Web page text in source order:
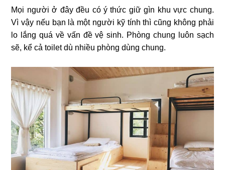
Mọi người ở đây đều có ý thức giữ gìn khu vực chung.
Vì vậy nếu bạn là một người kỹ tính thì cũng không phải
lo lắng quá về vấn đề vệ sinh. Phòng chung luôn sạch
sẽ, kể cả toilet dù nhiều phòng dùng chung.